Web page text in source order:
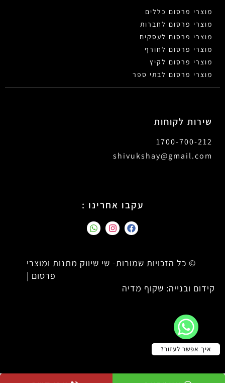
מוצרי פרסום כללים
מוצרי פרסום לחברות
מוצרי פרסום לעסקים
מוצרי פרסום לחורף
מוצרי פרסום לקיץ
מוצרי פרסום לבתי ספר
שירות לקוחות
1700-700-212
shivukshay@gmail.com
עקבו אחרינו :
© כל הזכויות שמורות- שי שיווק מתנות ומוצרי
פרסום |
קידום ובנייה: שקוף מדיה
איך אפשר לעזור?